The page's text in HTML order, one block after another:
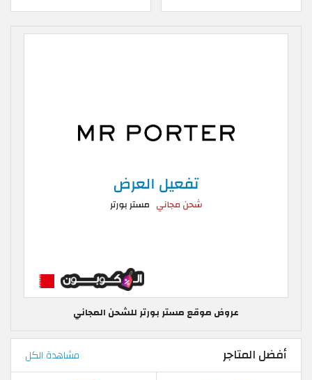
عروض موقع مستر بورتر للشحن المجاني
أفضل المتاجر مشاهدة الكل